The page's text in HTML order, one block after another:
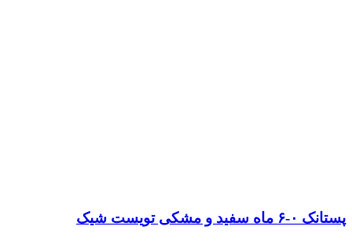
پستانک ۰-۶ ماه سفید و مشکی تویست شیک